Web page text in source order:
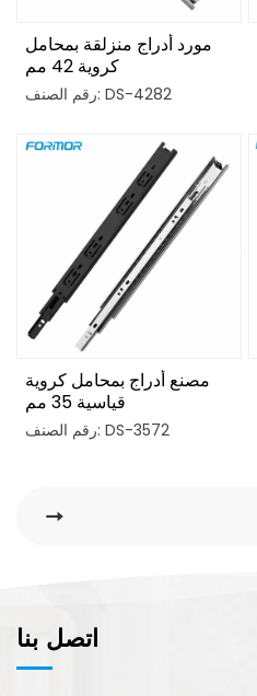
مورد أدراج منزلقة بمحامل
كروية 42 مم
رقم الصنف: DS-4282
مصنع أدراج بمحامل كروية
قياسية 35 مم
رقم الصنف: DS-3572
اتصل بنا